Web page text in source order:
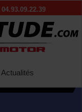
04.93.09.22.39
Actualités